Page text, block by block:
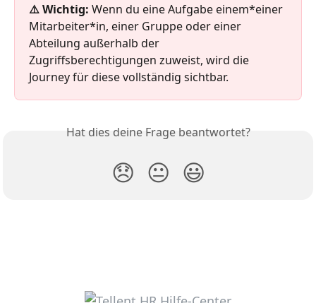
⚠️ Wichtig: Wenn du eine Aufgabe einem*einer
Mitarbeiter*in, einer Gruppe oder einer
Abteilung außerhalb der
Zugriffsberechtigungen zuweist, wird die
Journey für diese vollständig sichtbar.
Hat dies deine Frage beantwortet?
😞 😐 😃